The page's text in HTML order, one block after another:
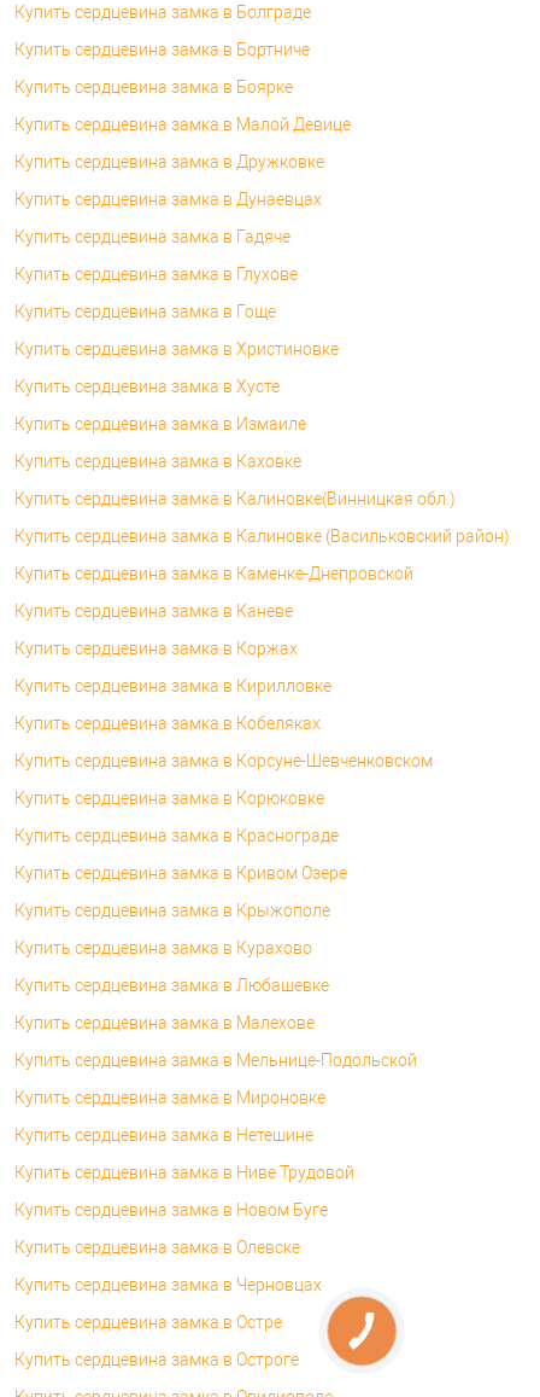
Купить сердцевина замка в Болграде
Купить сердцевина замка в Бортниче
Купить сердцевина замка в Боярке
Купить сердцевина замка в Малой Девице
Купить сердцевина замка в Дружковке
Купить сердцевина замка в Дунаевцах
Купить сердцевина замка в Гадяче
Купить сердцевина замка в Глухове
Купить сердцевина замка в Гоще
Купить сердцевина замка в Христиновке
Купить сердцевина замка в Хусте
Купить сердцевина замка в Измаиле
Купить сердцевина замка в Каховке
Купить сердцевина замка в Калиновке(Винницкая обл.)
Купить сердцевина замка в Калиновке (Васильковский район)
Купить сердцевина замка в Каменке-Днепровской
Купить сердцевина замка в Каневе
Купить сердцевина замка в Коржах
Купить сердцевина замка в Кирилловке
Купить сердцевина замка в Кобеляках
Купить сердцевина замка в Корсуне-Шевченковском
Купить сердцевина замка в Корюковке
Купить сердцевина замка в Краснограде
Купить сердцевина замка в Кривом Озере
Купить сердцевина замка в Крыжополе
Купить сердцевина замка в Курахово
Купить сердцевина замка в Любашевке
Купить сердцевина замка в Малехове
Купить сердцевина замка в Мельнице-Подольской
Купить сердцевина замка в Мироновке
Купить сердцевина замка в Нетешине
Купить сердцевина замка в Ниве Трудовой
Купить сердцевина замка в Новом Буге
Купить сердцевина замка в Олевске
Купить сердцевина замка в Черновцах
Купить сердцевина замка в Остре
Купить сердцевина замка в Остроге